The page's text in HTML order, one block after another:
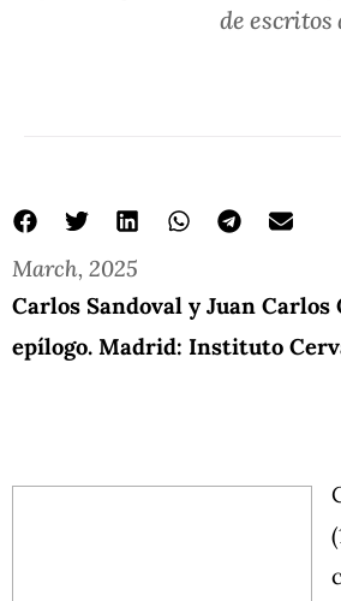
de escritos
March, 2025
Carlos Sandoval y Juan
epílogo. Madrid: Instituto